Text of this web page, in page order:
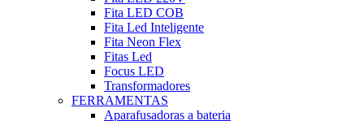
Fita LED COB
Fita Led Inteligente
Fita Neon Flex
Fitas Led
Focus LED
Transformadores
FERRAMENTAS
Aparafusadoras a bateria